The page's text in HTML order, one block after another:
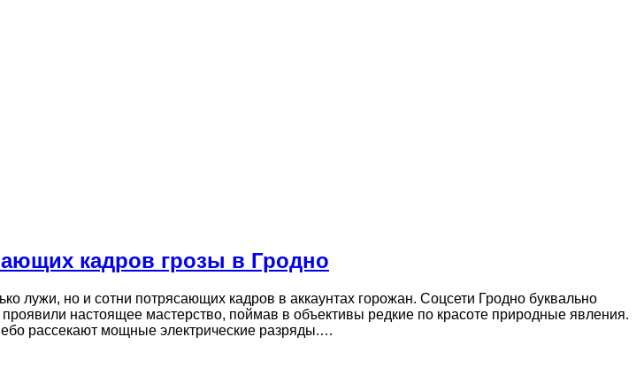
кадров грозы в Гродно
лужи, но и сотни потрясающих кадров в аккаунтах горожан. Соцсети Гродно буквально
настоящее мастерство, поймав в объективы редкие по красоте природные явления.
рассекают мощные электрические разряды.…